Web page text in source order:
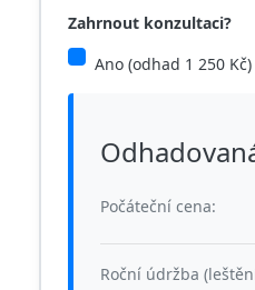
Zahrnout konzultaci?
Ano (odhad 1 250 Kč)
Počáteční cena:
Roční údržba